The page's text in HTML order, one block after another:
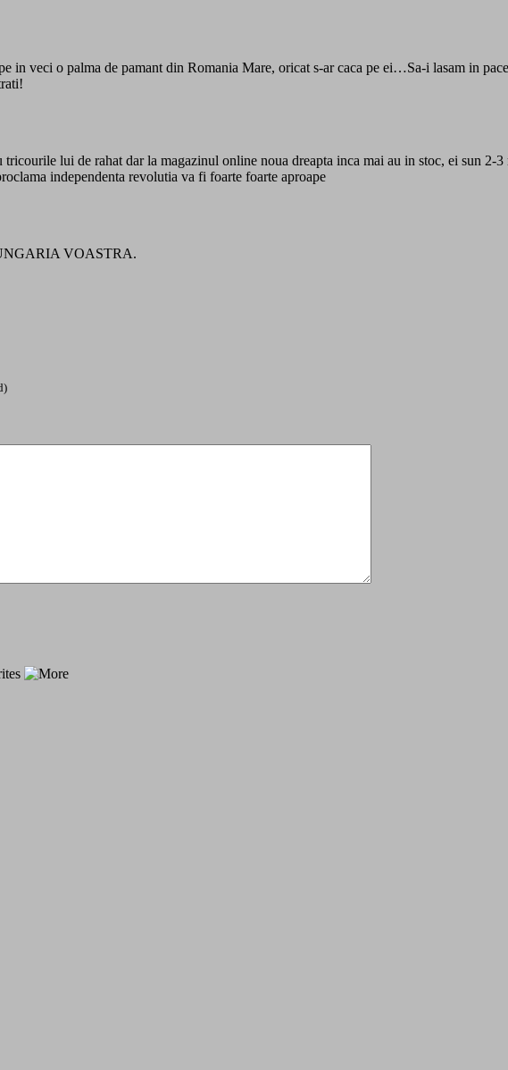
in veci o palma de pamant din Romania Mare, oricat s-ar caca pe ei…Sa-i lasam in
lui de rahat dar la magazinul online noua dreapta inca mai au in stoc, ei sun 2-
independenta revolutia va fi foarte foarte aproape
VOASTRA.